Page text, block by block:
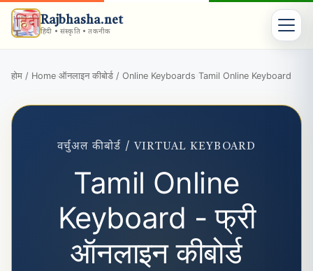
Rajbhasha.net
हिंदी • संस्कृति • तकनीक
होम / Home ऑनलाइन कीबोर्ड / Online Keyboards Tamil Online Keyboard
वर्चुअल कीबोर्ड / VIRTUAL KEYBOARD
Tamil Online
Keyboard - फ्री
ऑनलाइन कीबोर्ड